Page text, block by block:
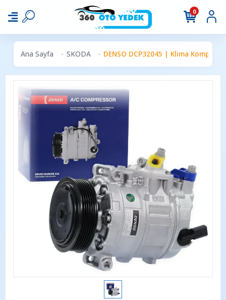
0
Ana Sayfa SKODA DENSO DCP32045 | Klima